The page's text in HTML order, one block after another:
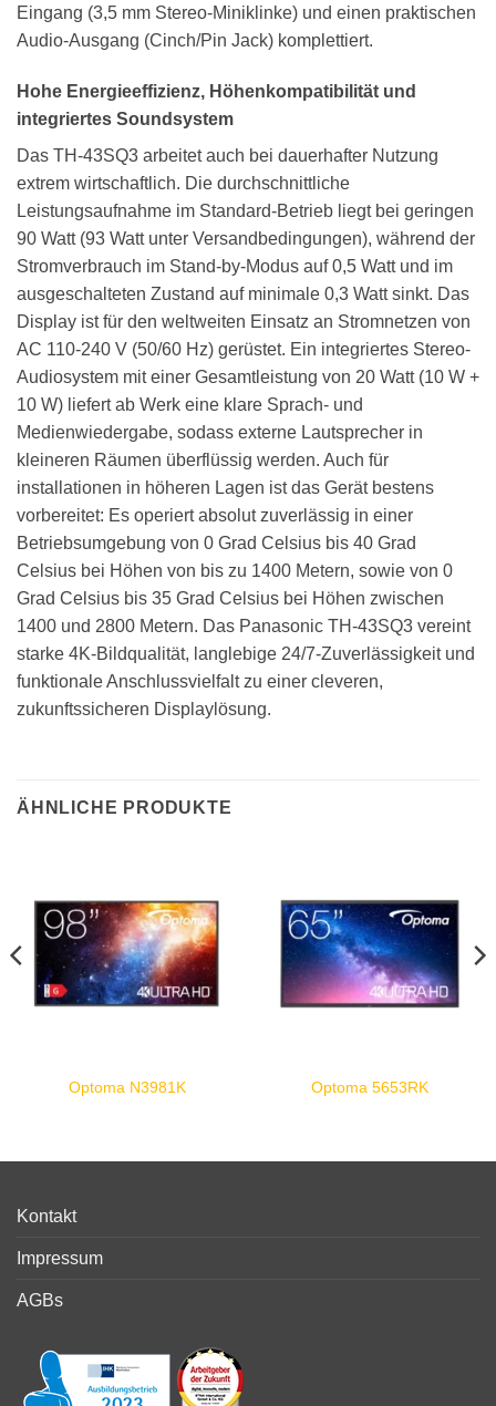
Eingang (3,5 mm Stereo-Miniklinke) und einen praktischen
Audio-Ausgang (Cinch/Pin Jack) komplettiert.
Hohe Energieeffizienz, Höhenkompatibilität und
integriertes Soundsystem
Das TH-43SQ3 arbeitet auch bei dauerhafter Nutzung
extrem wirtschaftlich. Die durchschnittliche
Leistungsaufnahme im Standard-Betrieb liegt bei geringen
90 Watt (93 Watt unter Versandbedingungen), während der
Stromverbrauch im Stand-by-Modus auf 0,5 Watt und im
ausgeschalteten Zustand auf minimale 0,3 Watt sinkt. Das
Display ist für den weltweiten Einsatz an Stromnetzen von
AC 110-240 V (50/60 Hz) gerüstet. Ein integriertes Stereo-
Audiosystem mit einer Gesamtleistung von 20 Watt (10 W +
10 W) liefert ab Werk eine klare Sprach- und
Medienwiedergabe, sodass externe Lautsprecher in
kleineren Räumen überflüssig werden. Auch für
installationen in höheren Lagen ist das Gerät bestens
vorbereitet: Es operiert absolut zuverlässig in einer
Betriebsumgebung von 0 Grad Celsius bis 40 Grad
Celsius bei Höhen von bis zu 1400 Metern, sowie von 0
Grad Celsius bis 35 Grad Celsius bei Höhen zwischen
1400 und 2800 Metern. Das Panasonic TH-43SQ3 vereint
starke 4K-Bildqualität, langlebige 24/7-Zuverlässigkeit und
funktionale Anschlussvielfalt zu einer cleveren,
zukunftssicheren Displaylösung.
ÄHNLICHE PRODUKTE
Optoma N3981K Optoma 5653RK
Kontakt
Impressum
AGBs